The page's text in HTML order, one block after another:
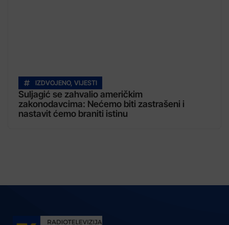
IZDVOJENO, VIJESTI
Suljagić se zahvalio američkim
zakonodavcima: Nećemo biti zastrašeni i
nastavit ćemo braniti istinu